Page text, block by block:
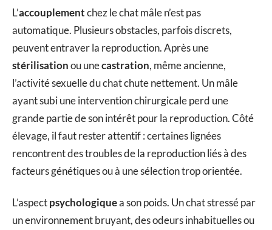
L’accouplementchez le chat mâle n’est pas
automatique. Plusieurs obstacles, parfois discrets,
peuvent entraver la reproduction. Après une
stérilisationou unecastration, même ancienne,
l’activité sexuelle du chat chute nettement. Un mâle
ayant subi une intervention chirurgicale perd une
grande partie de son intérêt pour la reproduction. Côté
élevage, il faut rester attentif : certaines lignées
rencontrent des troubles de la reproduction liés à des
facteurs génétiques ou à une sélection trop orientée.
L’aspectpsychologiquea son poids. Un chat stressé par
un environnement bruyant, des odeurs inhabituelles ou